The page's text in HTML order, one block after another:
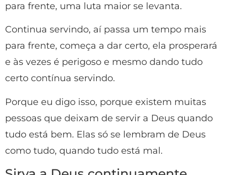
para frente, uma luta maior se levanta.
Continua servindo, aí passa um tempo mais
para frente, começa a dar certo, ela prosperará
e às vezes é perigoso e mesmo dando tudo
certo contínua servindo.
Porque eu digo isso, porque existem muitas
pessoas que deixam de servir a Deus quando
tudo está bem. Elas só se lembram de Deus
como tudo, quando tudo está mal.